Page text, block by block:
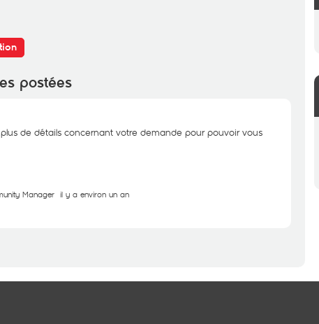
postées
de détails concernant votre demande pour pouvoir vous
Manager il y a environ un an